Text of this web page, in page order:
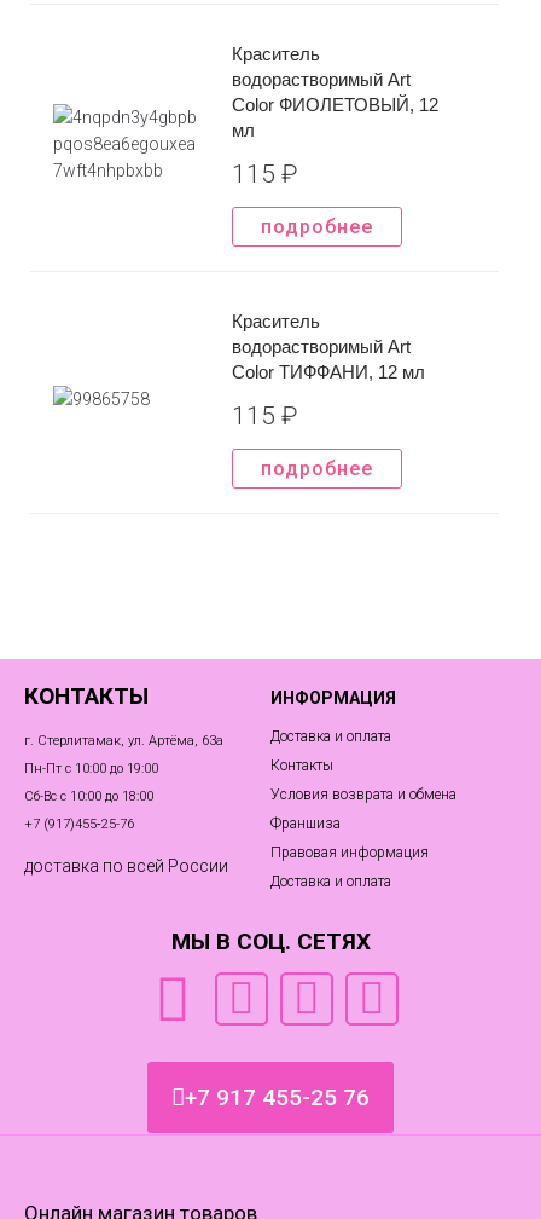
Краситель
водорастворимый Art
Color ФИОЛЕТОВЫЙ, 12
мл
115 ₽
подробнее
Краситель
водорастворимый Art
Color ТИФФАНИ, 12 мл
115 ₽
подробнее
КОНТАКТЫ
г. Стерлитамак, ул. Артёма, 63а
Пн-Пт с 10:00 до 19:00
Сб-Вс с 10:00 до 18:00
+7 (917)455‑25-76
доставка по всей России
ИНФОРМАЦИЯ
Доставка и оплата
Контакты
Условия возврата и обмена
Франшиза
Правовая информация
Доставка и оплата
МЫ В СОЦ. СЕТЯХ
+7 917 455-25 76
Онлайн магазин товаров